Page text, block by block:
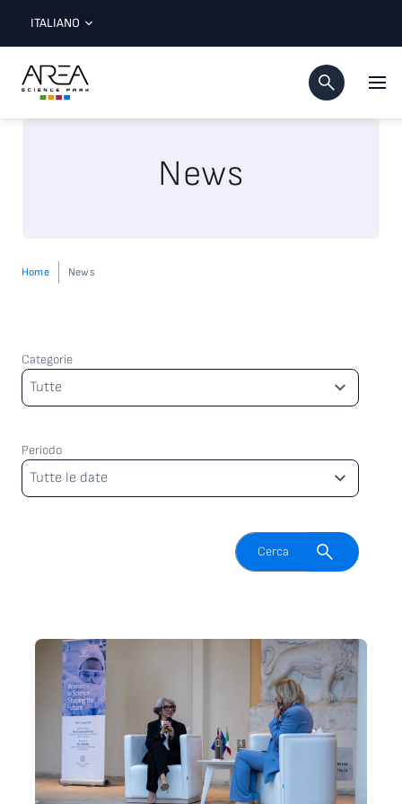
ITALIANO
News
Home News
Categorie
Categorie
Tutte
Periodo
Periodo
Tutte le date
Attiva il campo di ricerca